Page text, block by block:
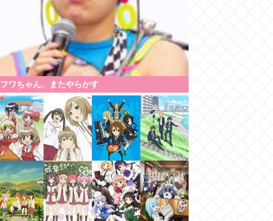
フワちゃん、またやらかす